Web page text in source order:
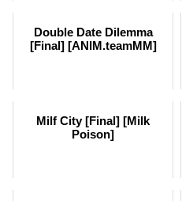
Double Date Dilemma
[Final] [ANIM.teamMM]
Milf City [Final] [Milk
Poison]